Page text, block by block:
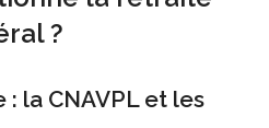
?
la CNAVPL et les